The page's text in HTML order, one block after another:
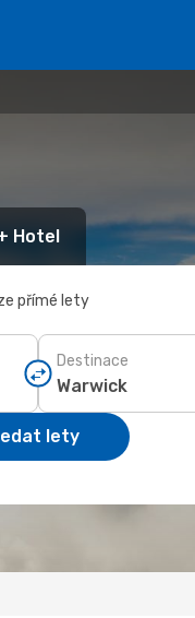
Hotel
přímé lety
Destinace
lety